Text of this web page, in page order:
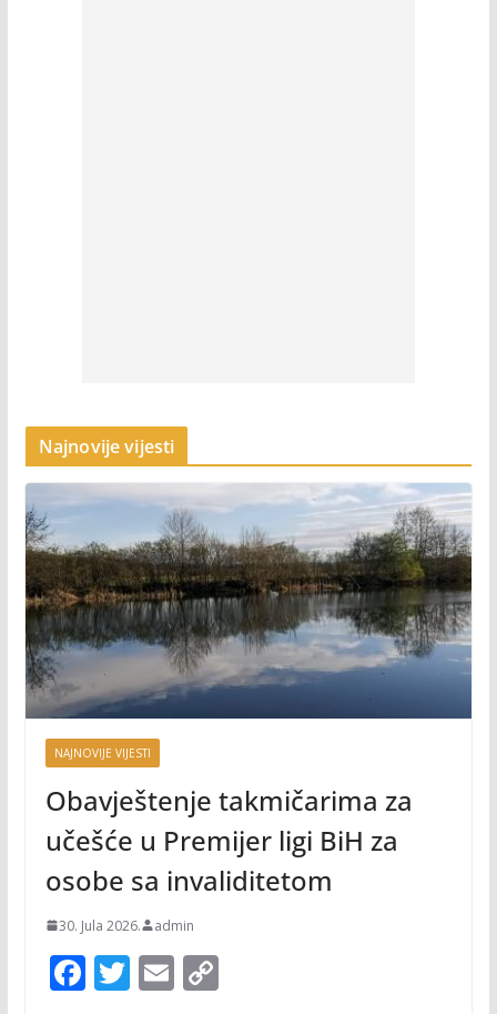
Najnovije vijesti
NAJNOVIJE VIJESTI
Obavještenje takmičarima za
učešće u Premijer ligi BiH za
osobe sa invaliditetom
30. Jula 2026. admin
F T E C